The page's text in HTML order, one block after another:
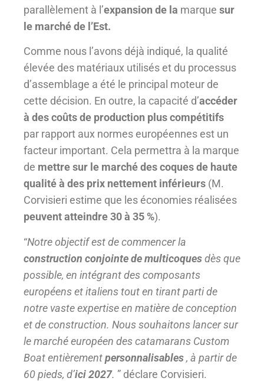
parallèlement à l’expansion de la marque sur
le marché de l’Est.
Comme nous l’avons déjà indiqué, la qualité
élevée des matériaux utilisés et du processus
d’assemblage a été le principal moteur de
cette décision. En outre, la capacité d’accéder
à des coûts de production plus compétitifs
par rapport aux normes européennes est un
facteur important. Cela permettra à la marque
de mettre sur le marché des coques de haute
qualité à des prix nettement inférieurs (M.
Corvisieri estime que les économies réalisées
peuvent atteindre 30 à 35 %).
“Notre objectif est de commencer la
construction conjointe de multicoquesdès que
possible, en intégrant des composants
européens et italiens tout en tirant parti de
notre vaste expertise en matière de conception
et de construction. Nous souhaitons lancer sur
le marché européen des catamarans Custom
Boat entièrementpersonnalisables, à partir de
60 pieds, d’ici 2027. ” déclare Corvisieri.